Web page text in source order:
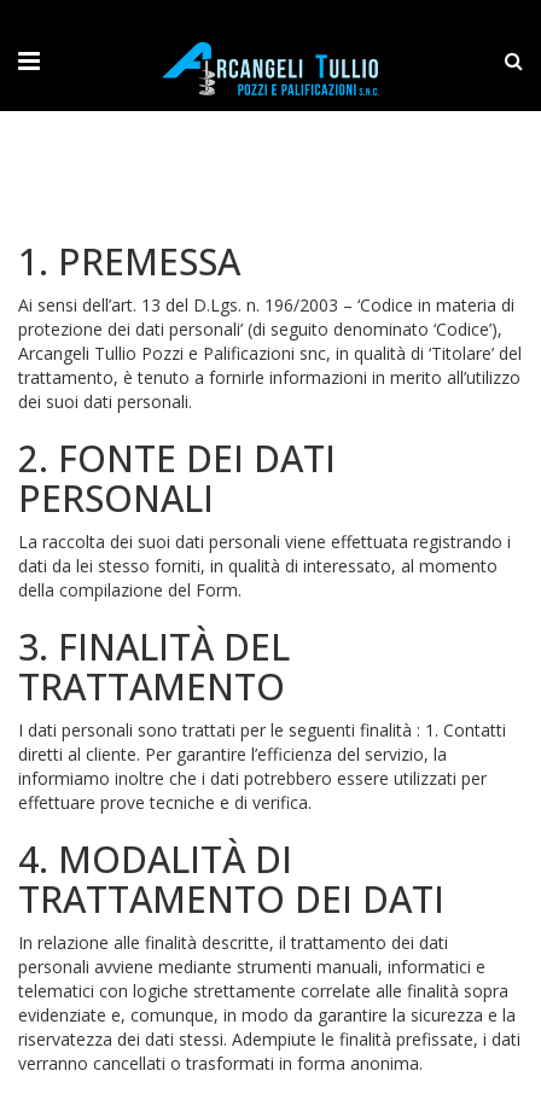
1. PREMESSA
Ai sensi dell’art. 13 del D.Lgs. n. 196/2003 – ‘Codice in materia di
protezione dei dati personali’ (di seguito denominato ‘Codice’),
Arcangeli Tullio Pozzi e Palificazioni snc, in qualità di ‘Titolare’ del
trattamento, è tenuto a fornirle informazioni in merito all’utilizzo
dei suoi dati personali.
2. FONTE DEI DATI
PERSONALI
La raccolta dei suoi dati personali viene effettuata registrando i
dati da lei stesso forniti, in qualità di interessato, al momento
della compilazione del Form.
3. FINALITÀ DEL
TRATTAMENTO
I dati personali sono trattati per le seguenti finalità : 1. Contatti
diretti al cliente. Per garantire l’efficienza del servizio, la
informiamo inoltre che i dati potrebbero essere utilizzati per
effettuare prove tecniche e di verifica.
4. MODALITÀ DI
TRATTAMENTO DEI DATI
In relazione alle finalità descritte, il trattamento dei dati
personali avviene mediante strumenti manuali, informatici e
telematici con logiche strettamente correlate alle finalità sopra
evidenziate e, comunque, in modo da garantire la sicurezza e la
riservatezza dei dati stessi. Adempiute le finalità prefissate, i dati
verranno cancellati o trasformati in forma anonima.